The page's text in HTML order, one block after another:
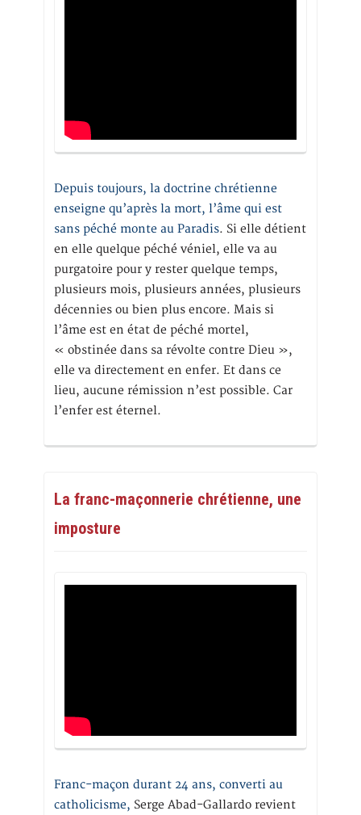
Depuis toujours, la doctrine chrétienne
enseigne qu’après la mort, l’âme qui est
sans péché monte au Paradis. Si elle détient
en elle quelque péché véniel, elle va au
purgatoire pour y rester quelque temps,
plusieurs mois, plusieurs années, plusieurs
décennies ou bien plus encore. Mais si
l’âme est en état de péché mortel,
« obstinée dans sa révolte contre Dieu »,
elle va directement en enfer. Et dans ce
lieu, aucune rémission n’est possible. Car
l’enfer est éternel.
La franc-maçonnerie chrétienne, une
imposture
Franc-maçon durant 24 ans, converti au
catholicisme, Serge Abad-Gallardo revient